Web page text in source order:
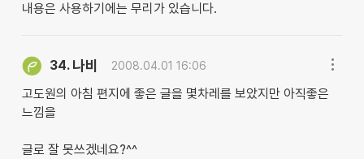
내용은 사용하기에는 무리가 있습니다.
34. 나비 2008.04.01 16:06
고도원의 아침 편지에 좋은 글을 몇차레를 보았지만 아직좋은
느낌을
글로 잘 못쓰겠네요?^^